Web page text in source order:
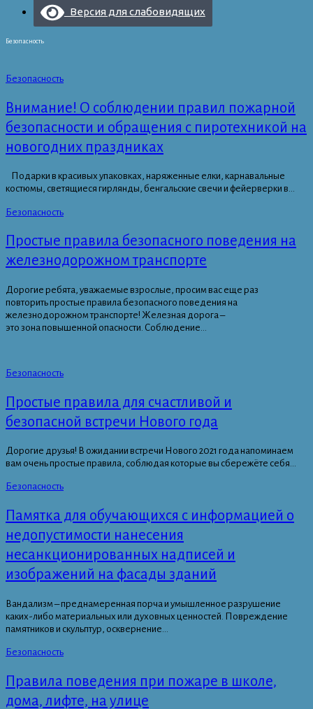
Версия для слабовидящих
Безопасность
Безопасность
Внимание! О соблюдении правил пожарной
безопасности и обращения с пиротехникой на
новогодних праздниках
Подарки в красивых упаковках, наряженные елки, карнавальные
костюмы, светящиеся гирлянды, бенгальские свечи и фейерверки в...
Безопасность
Простые правила безопасного поведения на
железнодорожном транспорте
Дорогие ребята, уважаемые взрослые, просим вас еще раз
повторить простые правила безопасного поведения на
железнодорожном транспорте! Железная дорога –
это зона повышенной опасности. Соблюдение...
Безопасность
Простые правила для счастливой и
безопасной встречи Нового года
Дорогие друзья! В ожидании встречи Нового 2021 года напоминаем
вам очень простые правила, соблюдая которые вы сбережёте себя...
Безопасность
Памятка для обучающихся с информацией о
недопустимости нанесения
несанкционированных надписей и
изображений на фасады зданий
Вандализм – преднамеренная порча и умышленное разрушение
каких-либо материальных или духовных ценностей. Повреждение
памятников и скульптур, осквернение...
Безопасность
Правила поведения при пожаре в школе,
дома, лифте, на улице